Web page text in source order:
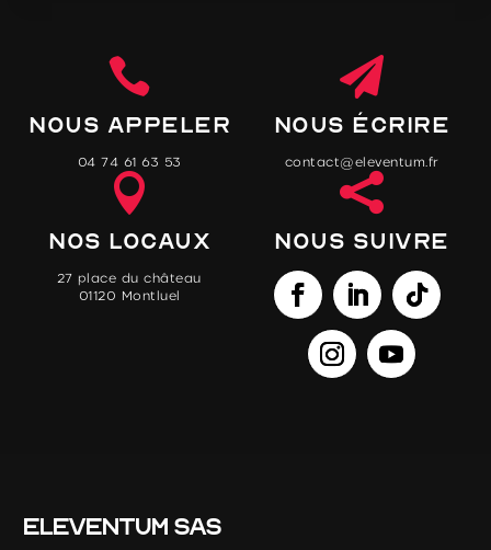

Nous appeler
04 74 61 63 53

Nous écrire
contact@eleventum.fr

Nos locaux
27 place du château
01120 Montluel

Nous suivre
Eleventum SAS